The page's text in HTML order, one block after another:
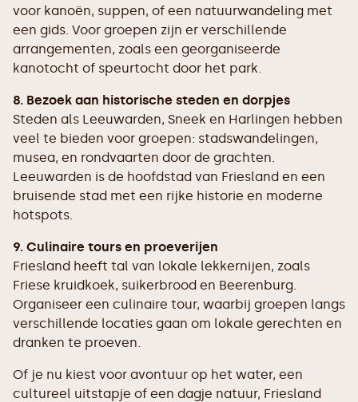
voor kanoën, suppen, of een natuurwandeling met
een gids. Voor groepen zijn er verschillende
arrangementen, zoals een georganiseerde
kanotocht of speurtocht door het park.
8. Bezoek aan historische steden en dorpjes
Steden als Leeuwarden, Sneek en Harlingen hebben
veel te bieden voor groepen: stadswandelingen,
musea, en rondvaarten door de grachten.
Leeuwarden is de hoofdstad van Friesland en een
bruisende stad met een rijke historie en moderne
hotspots.
9. Culinaire tours en proeverijen
Friesland heeft tal van lokale lekkernijen, zoals
Friese kruidkoek, suikerbrood en Beerenburg.
Organiseer een culinaire tour, waarbij groepen langs
verschillende locaties gaan om lokale gerechten en
dranken te proeven.
Of je nu kiest voor avontuur op het water, een
cultureel uitstapje of een dagje natuur, Friesland